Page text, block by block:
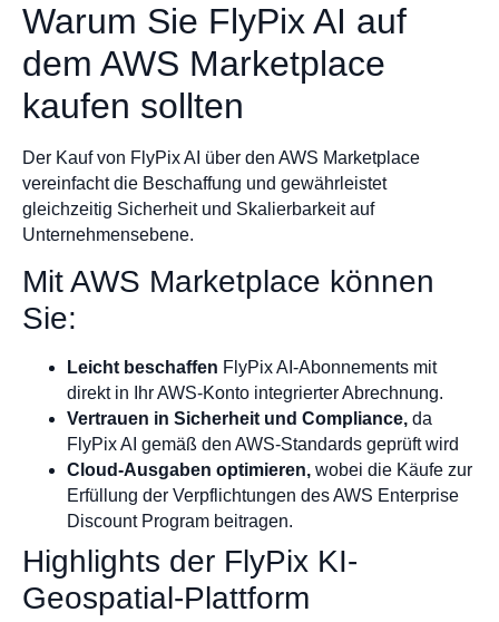
Warum Sie FlyPix AI auf
dem AWS Marketplace
kaufen sollten
Der Kauf von FlyPix AI über den AWS Marketplace
vereinfacht die Beschaffung und gewährleistet
gleichzeitig Sicherheit und Skalierbarkeit auf
Unternehmensebene.
Mit AWS Marketplace können
Sie:
Leicht beschaffen FlyPix AI-Abonnements mit
direkt in Ihr AWS-Konto integrierter Abrechnung.
Vertrauen in Sicherheit und Compliance, da
FlyPix AI gemäß den AWS-Standards geprüft wird
Cloud-Ausgaben optimieren, wobei die Käufe zur
Erfüllung der Verpflichtungen des AWS Enterprise
Discount Program beitragen.
Highlights der FlyPix KI-
Geospatial-Plattform